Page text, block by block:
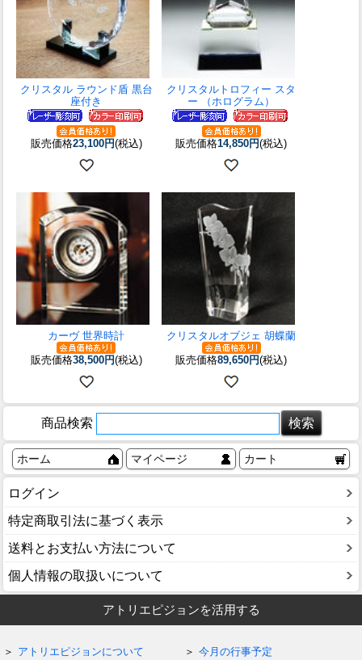
クリスタル ラウンド盾 黒台
座付き
販売価格23,100円(税込)
クリスタルトロフィー スタ
ー （ホログラム）
販売価格14,850円(税込)
カーヴ 世界時計
販売価格38,500円(税込)
クリスタルオブジェ 胡蝶蘭
販売価格89,650円(税込)
商品検索
ホーム マイページ カート
ログイン
特定商取引法に基づく表示
送料とお支払い方法について
個人情報の取扱いについて
アトリエピジョンを活用する
アトリエピジョンについて 今月の行事予定